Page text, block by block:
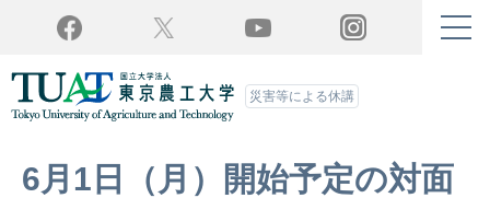
Facebook YouTube Instagram
災害等による休講
6月1日（月）開始予定の対面